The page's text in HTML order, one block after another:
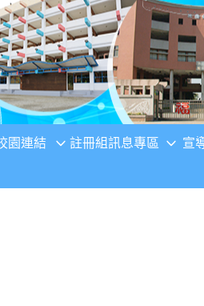
園連結 註冊組訊息專區 宣